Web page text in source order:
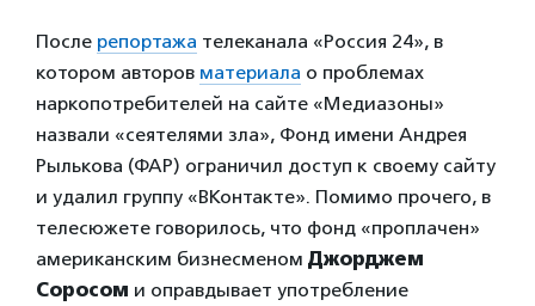
После репортажа телеканала «Россия 24», в
котором авторов материала о проблемах
наркопотребителей на сайте «Медиазоны»
назвали «сеятелями зла», Фонд имени Андрея
Рылькова (ФАР) ограничил доступ к своему сайту
и удалил группу «ВКонтакте». Помимо прочего, в
телесюжете говорилось, что фонд «проплачен»
американским бизнесменом Джорджем
Соросом и оправдывает употребление